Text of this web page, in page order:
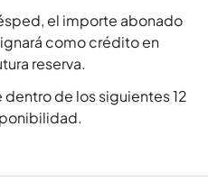
el importe abonado
como crédito en
reserva.
de los siguientes 12